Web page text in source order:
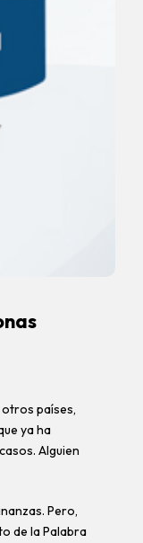
otros países,
ya ha
Alguien
Pero,
de la Palabra